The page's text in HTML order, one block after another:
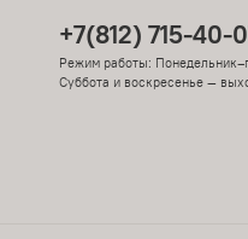
+7(812) 715-40-
Режим работы:
Суббота и воскресенье —